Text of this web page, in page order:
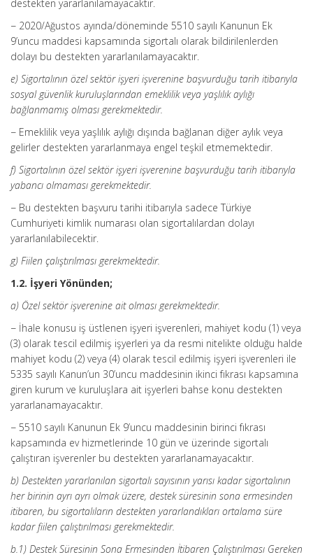
destekten yararlanılamayacaktır.
− 2020/Ağustos ayında/döneminde 5510 sayılı Kanunun Ek
9’uncu maddesi kapsamında sigortalı olarak bildirilenlerden
dolayı bu destekten yararlanılamayacaktır.
e) Sigortalının özel sektör işyeri işverenine başvurduğu tarih itibarıyla
sosyal güvenlik kuruluşlarından emeklilik veya yaşlılık aylığı
bağlanmamış olması gerekmektedir.
− Emeklilik veya yaşlılık aylığı dışında bağlanan diğer aylık veya
gelirler destekten yararlanmaya engel teşkil etmemektedir.
f) Sigortalının özel sektör işyeri işverenine başvurduğu tarih itibarıyla
yabancı olmaması gerekmektedir.
− Bu destekten başvuru tarihi itibarıyla sadece Türkiye
Cumhuriyeti kimlik numarası olan sigortalılardan dolayı
yararlanılabilecektir.
g) Fiilen çalıştırılması gerekmektedir.
1.2. İşyeri Yönünden;
a) Özel sektör işverenine ait olması gerekmektedir.
− İhale konusu iş üstlenen işyeri işverenleri, mahiyet kodu (1) veya
(3) olarak tescil edilmiş işyerleri ya da resmi nitelikte olduğu halde
mahiyet kodu (2) veya (4) olarak tescil edilmiş işyeri işverenleri ile
5335 sayılı Kanun’un 30’uncu maddesinin ikinci fıkrası kapsamına
giren kurum ve kuruluşlara ait işyerleri bahse konu destekten
yararlanamayacaktır.
− 5510 sayılı Kanunun Ek 9’uncu maddesinin birinci fıkrası
kapsamında ev hizmetlerinde 10 gün ve üzerinde sigortalı
çalıştıran işverenler bu destekten yararlanamayacaktır.
b) Destekten yararlanılan sigortalı sayısının yarısı kadar sigortalının
her birinin ayrı ayrı olmak üzere, destek süresinin sona ermesinden
itibaren, bu sigortalıların destekten yararlandıkları ortalama süre
kadar fiilen çalıştırılması gerekmektedir.
b.1) Destek Süresinin Sona Ermesinden İtibaren Çalıştırılması Gereken